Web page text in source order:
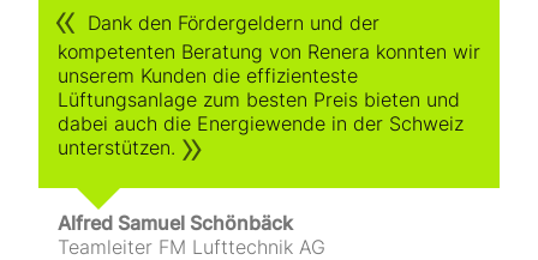
Dank den Fördergeldern und der
kompetenten Beratung von Renera konnten wir
unserem Kunden die effizienteste
Lüftungsanlage zum besten Preis bieten und
dabei auch die Energiewende in der Schweiz
unterstützen.
Alfred Samuel Schönbäck
Teamleiter FM Lufttechnik AG